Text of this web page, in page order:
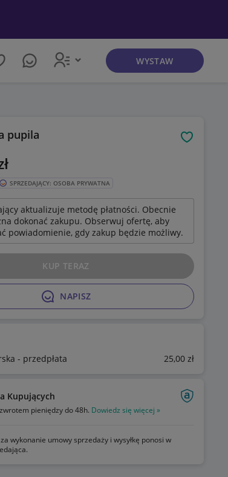
WYSTAW
pupila Obserwuj
SPRZEDAJĄCY: OSOBA PRYWATNA
aktualizuje metodę płatności. Obecnie
dokonać zakupu. Obserwuj ofertę, aby
powiadomienie, gdy zakup będzie możliwy.
NAPISZ
KUP TERAZ
- przedpłata 25,00 zł
Kupujących
pieniędzy do 48h. Dowiedz się więcej »
wykonanie umowy sprzedaży i wysyłkę ponosi w